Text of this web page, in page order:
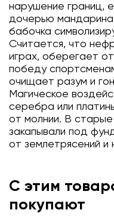
нарушение границ,
дочерью
бабочка
Считается, что
играх, оберегает
победу
очищает разум и
Магическое
серебра или
от молнии. В
закапывали под
от землетрясений и
С этим
покупают